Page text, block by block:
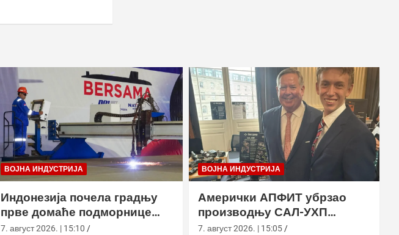
ВОЈНА ИНДУСТРИЈА
Индонезија почела градњу
прве домаће подморнице
класе Сцорпèне
7. август 2026. | 15:10
ВОЈНА ИНДУСТРИЈА
Амерички АПФИТ убрзао
производњу САЛ-УХП
ласера за УССОЦОМ
7. август 2026. | 15:05